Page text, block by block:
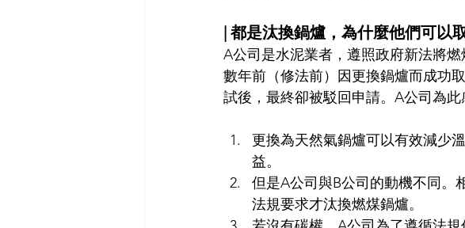
| 都是汰換鍋爐，為什麼他們可以
A公司是水泥業者，遵照政府新法將
數年前（修法前）因更換鍋爐而成功
試後，最終卻被駁回申請。A公司為
更換為天然氣鍋爐可以有效減少
益。
但是A公司與B公司的動機不同。
法規要求才汰換燃煤鍋爐。